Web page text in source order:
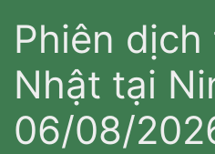
Phiên dịch
Nhật tại
06/08/